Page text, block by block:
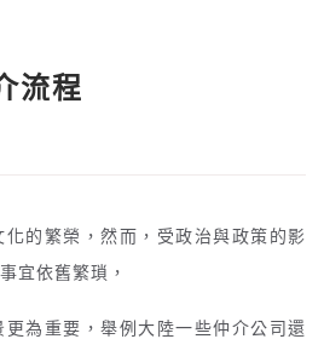
流程
的繁榮，然而，受政治與政策的影
宜依舊繁瑣，
為重要，舉例大陸一些仲介公司還